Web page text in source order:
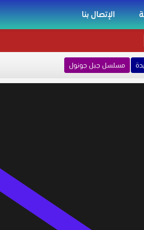
الإتصال بنا
مسلسل جبل جونول